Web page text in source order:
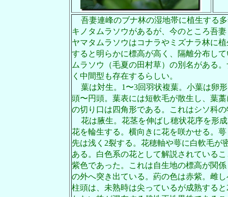
吾妻連峰のブナ林の湿地帯に植生する
キノタムラソウがあるが、今のところ吾
ヤマタムラソウはコナラやミズナラ林に
すると明らかに標高が高く、隔離分布し
ムラソウ（毛夏の田村草）の別名がある
く中間型も存在するらしい。
葉は対⽣。 1〜3回⽻状複葉。⼩葉は卵
頭〜円頭。葉表には短軟⽑が散⽣ し、葉
の切り口は四角形である。これはシソ科
花は腋生。花茎を伸ばし穂状花序を形
花を輪生する。横向きに花を咲かせる。
先は浅く 2裂する。花穂軸や萼に⽩軟⽑が
ある。白色系の花として解説されている
紫色であった。これは自生地の標高が関
の外へ突き出ている。葯の色は赤紫。雌
柱頭は、未熟時は尖っているが成熟すると